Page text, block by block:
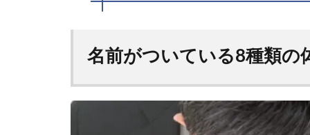
名前がついている8種類の